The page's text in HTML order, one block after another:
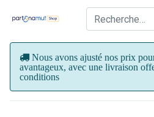
Nous avons ajusté nos prix
avantageux, avec une livraison
conditions